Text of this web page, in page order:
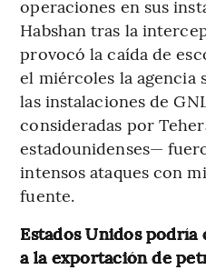
operaciones en sus
Habshan tras la
provocó la caída de
el miércoles la agencia
las instalaciones de
consideradas por
estadounidenses—
intensos ataques con
fuente.
Estados Unidos
a la exportación de